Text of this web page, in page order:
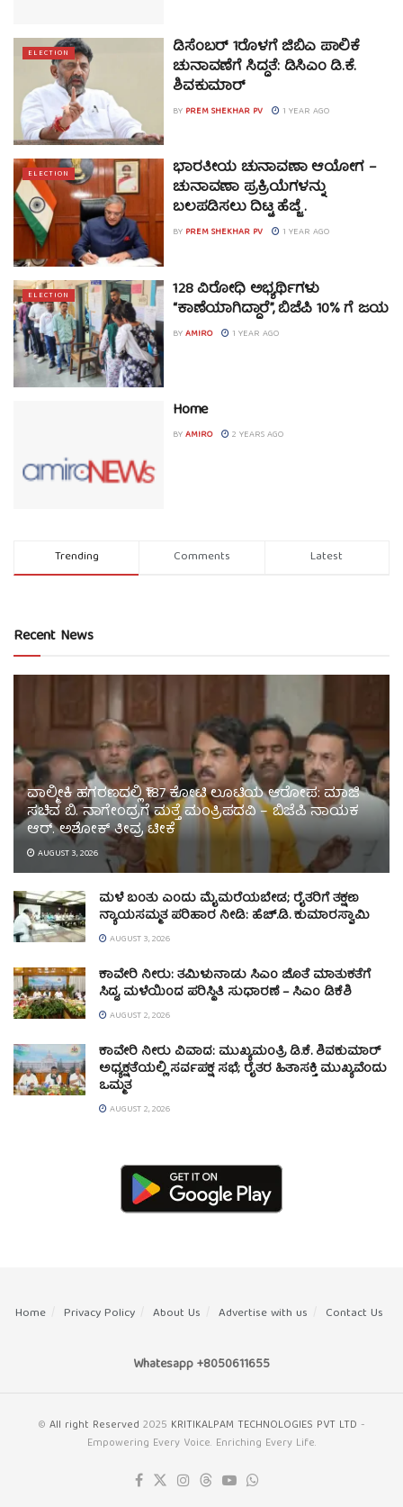
ELECTION ಡಿಸೆಂಬರ್ 1ರೊಳಗೆ ಜಿಬಿಎ ಪಾಲಿಕೆ
ಚುನಾವಣೆಗೆ ಸಿದ್ಧತೆ: ಡಿಸಿಎಂ ಡಿ.ಕೆ.
ಶಿವಕುಮಾರ್
BY PREM SHEKHAR PV 1 YEAR AGO
ELECTION ಭಾರತೀಯ ಚುನಾವಣಾ ಆಯೋಗ –
ಚುನಾವಣಾ ಪ್ರಕ್ರಿಯೆಗಳನ್ನು
ಬಲಪಡಿಸಲು ದಿಟ್ಟ ಹೆಜ್ಜೆ .
BY PREM SHEKHAR PV 1 YEAR AGO
ELECTION 128 ವಿರೋಧಿ ಅಭ್ಯರ್ಥಿಗಳು
“ಕಾಣೆಯಾಗಿದ್ದಾರೆ”, ಬಿಜೆಪಿ 10% ಗೆ ಜಯ
BYAMIRO 1 YEAR AGO
Home
BYAMIRO 2 YEARS AGO
Trending Comments Latest
Recent News
ವಾಲ್ಮೀಕಿ ಹಗರಣದಲ್ಲಿ ₹187 ಕೋಟಿ ಲೂಟಿಯ ಆರೋಪ: ಮಾಜಿ
ಸಚಿವ ಬಿ. ನಾಗೇಂದ್ರಗೆ ಮತ್ತೆ ಮಂತ್ರಿಪದವಿ – ಬಿಜೆಪಿ ನಾಯಕ
ಆರ್. ಅಶೋಕ್ ತೀವ್ರ ಟೀಕೆ
AUGUST 3, 2026
ಮಳೆ ಬಂತು ಎಂದು ಮೈಮರೆಯಬೇಡ; ರೈತರಿಗೆ ತಕ್ಷಣ
ನ್ಯಾಯಸಮ್ಮತ ಪರಿಹಾರ ನೀಡಿ: ಹೆಚ್.ಡಿ. ಕುಮಾರಸ್ವಾಮಿ
AUGUST 3, 2026
ಕಾವೇರಿ ನೀರು: ತಮಿಳುನಾಡು ಸಿಎಂ ಜೊತೆ ಮಾತುಕತೆಗೆ
ಸಿದ್ಧ, ಮಳೆಯಿಂದ ಪರಿಸ್ಥಿತಿ ಸುಧಾರಣೆ – ಸಿಎಂ ಡಿಕೆಶಿ
AUGUST 2, 2026
ಕಾವೇರಿ ನೀರು ವಿವಾದ: ಮುಖ್ಯಮಂತ್ರಿ ಡಿ.ಕೆ. ಶಿವಕುಮಾರ್
ಅಧ್ಯಕ್ಷತೆಯಲ್ಲಿ ಸರ್ವಪಕ್ಷ ಸಭೆ; ರೈತರ ಹಿತಾಸಕ್ತಿ ಮುಖ್ಯವೆಂದು
ಒಮ್ಮತ
AUGUST 2, 2026
Home Privacy Policy About Us Advertise with us Contact Us
Whatesapp +8050611655
© All right Reserved 2025 KRITIKALPAM TECHNOLOGIES PVT LTD -
Empowering Every Voice. Enriching Every Life.